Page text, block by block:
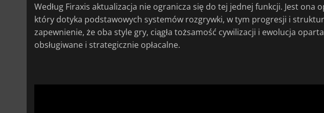
Według Firaxis aktualizacja nie ogranicza się do tej jednej funkcji. Jest ona
który dotyka podstawowych systemów rozgrywki, w tym progresji i
zapewnienie, że oba style gry, ciągła tożsamość cywilizacji i ewolucja
obsługiwane i strategicznie opłacalne.